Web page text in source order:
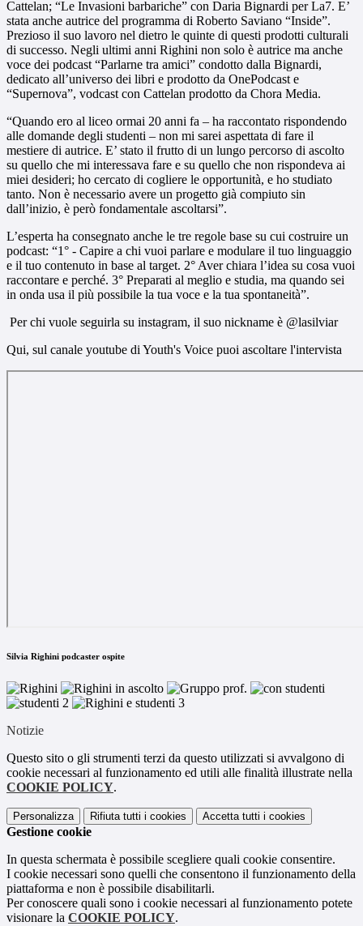
Cattelan; “Le Invasioni barbariche” con Daria Bignardi per La7. E’
stata anche autrice del programma di Roberto Saviano “Inside”.
Prezioso il suo lavoro nel dietro le quinte di questi prodotti culturali
di successo. Negli ultimi anni Righini non solo è autrice ma anche
voce dei podcast “Parlarne tra amici” condotto dalla Bignardi,
dedicato all’universo dei libri e prodotto da OnePodcast e
“Supernova”, vodcast con Cattelan prodotto da Chora Media.
“Quando ero al liceo ormai 20 anni fa – ha raccontato rispondendo
alle domande degli studenti – non mi sarei aspettata di fare il
mestiere di autrice. E’ stato il frutto di un lungo percorso di ascolto
su quello che mi interessava fare e su quello che non rispondeva ai
miei desideri; ho cercato di cogliere le opportunità, e ho studiato
tanto. Non è necessario avere un progetto già compiuto sin
dall’inizio, è però fondamentale ascoltarsi”.
L’esperta ha consegnato anche le tre regole base su cui costruire un
podcast: “1° - Capire a chi vuoi parlare e modulare il tuo linguaggio
e il tuo contenuto in base al target. 2° Aver chiara l’idea su cosa vuoi
raccontare e perché. 3° Preparati al meglio e studia, ma quando sei
in onda usa il più possibile la tua voce e la tua spontaneità”.
Per chi vuole seguirla su instagram, il suo nickname è @lasilviar
Qui, sul canale youtube di Youth's Voice puoi ascoltare l'intervista
Silvia Righini podcaster ospite
Notizie
Questo sito o gli strumenti terzi da questo utilizzati si avvalgono di
cookie necessari al funzionamento ed utili alle finalità illustrate nella
COOKIE POLICY.
Personalizza Rifiuta tutti i cookies Accetta tutti i cookies
Gestione cookie
In questa schermata è possibile scegliere quali cookie consentire.
I cookie necessari sono quelli che consentono il funzionamento della
piattaforma e non è possibile disabilitarli.
Per conoscere quali sono i cookie necessari al funzionamento potete
visionare la COOKIE POLICY.